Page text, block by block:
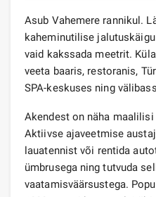
Asub Vahemere rannikul.
kaheminutilise
vaid kakssada meetrit.
veeta baaris, restoranis,
SPA-keskuses ning
Akendest on näha
Aktiivse ajaveetmise
lauatennist või rentida
ümbrusega ning tutvuda
vaatamisväärsustega.